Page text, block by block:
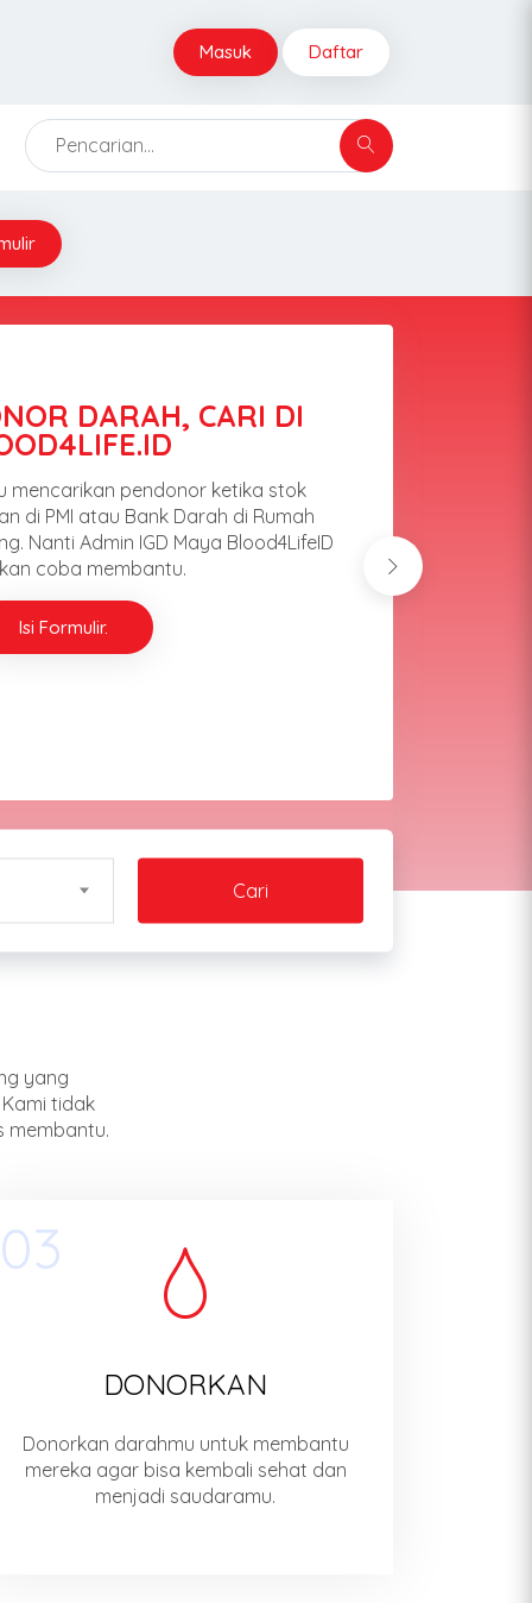
Masuk Daftar
DARAH SUKARELA,
DISINI
banyak menerima permohonan untuk
Buat kamu yang sehat dan mau,
diri kamu disini.
Saya Mau Daftar
Cari
yang
tidak
membantu.
03
DONORKAN
Donorkan darahmu untuk membantu
mereka agar bisa kembali sehat dan
menjadi saudaramu.